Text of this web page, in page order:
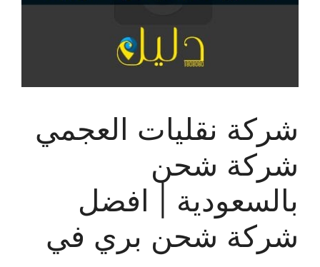
شركة نقليات العجمي
شركة شحن
بالسعودية | افضل
شركة شحن بري في